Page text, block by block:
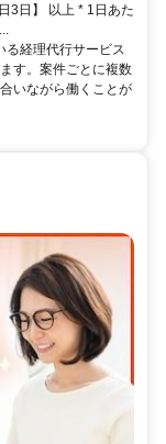
3日】 以上 * 1日あた
る経理代行サービス
す。案件ごとに複数
いながら働くことが